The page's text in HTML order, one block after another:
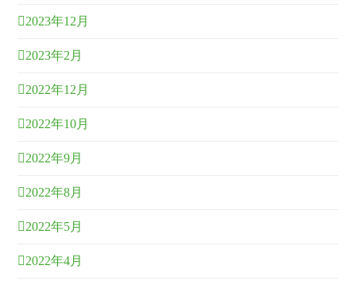
2023年12月
2023年2月
2022年12月
2022年10月
2022年9月
2022年8月
2022年5月
2022年4月